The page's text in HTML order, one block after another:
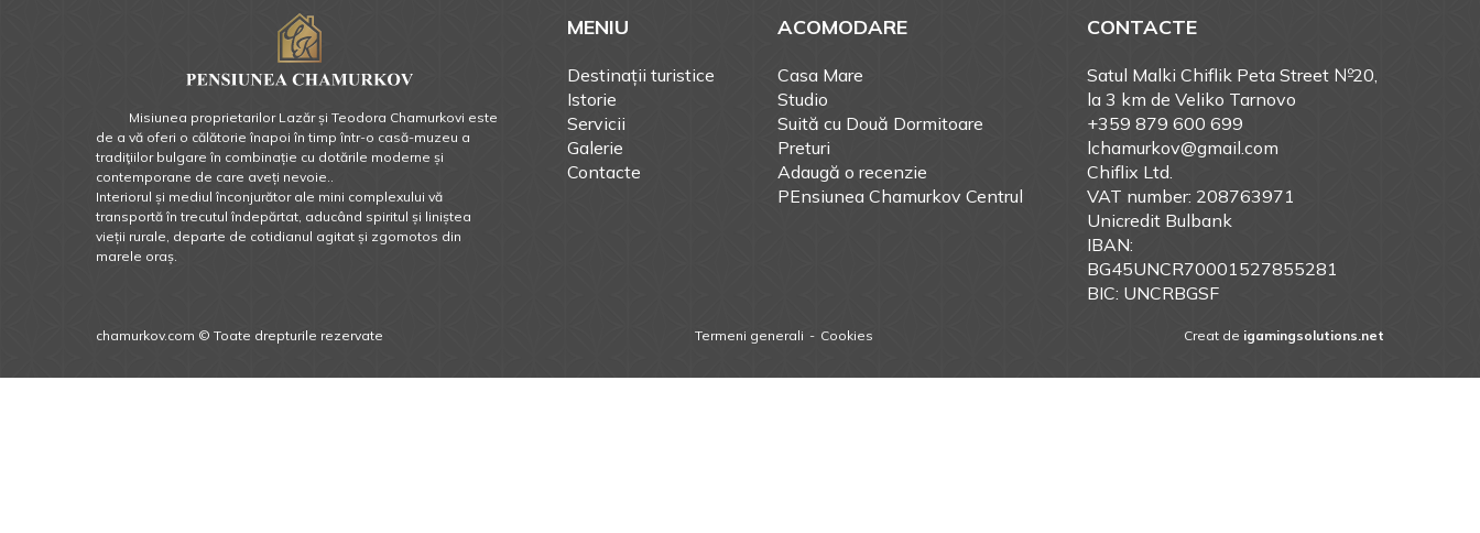
Misiunea proprietarilor Lazăr și Teodora Chamurkovi este
de a vă oferi o călătorie înapoi în timp într-o casă-muzeu a
tradiţiilor bulgare în combinație cu dotările moderne și
contemporane de care aveți nevoie..
Interiorul și mediul înconjurător ale mini complexului vă
transportă în trecutul îndepărtat, aducând spiritul și liniștea
vieții rurale, departe de cotidianul agitat și zgomotos din
marele oraș.
MENIU
Destinații turistice
Istorie
Servicii
Galerie
Contacte
ACOMODARE
Casa Mare
Studio
Suită cu Două Dormitoare
Preturi
Adaugă o recenzie
PEnsiunea Chamurkov Centrul
CONTACTE
Satul Malki Chiflik Peta Street №20,
la 3 km de Veliko Tarnovo
+359 879 600 699
lchamurkov@gmail.com
Chiflix Ltd.
VAT number: 208763971
Unicredit Bulbank
IBAN:
BG45UNCR70001527855281
BIC: UNCRBGSF
Termeni generali Cookies
chamurkov.com © Toate drepturile rezervate Creat de igamingsolutions.net